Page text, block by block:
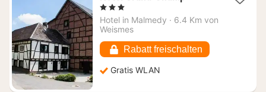
ab
, 3 Sterne
Hotel in Malmedy · 6.4 Km von
Weismes
Rabatt freischalten
Gratis WLAN